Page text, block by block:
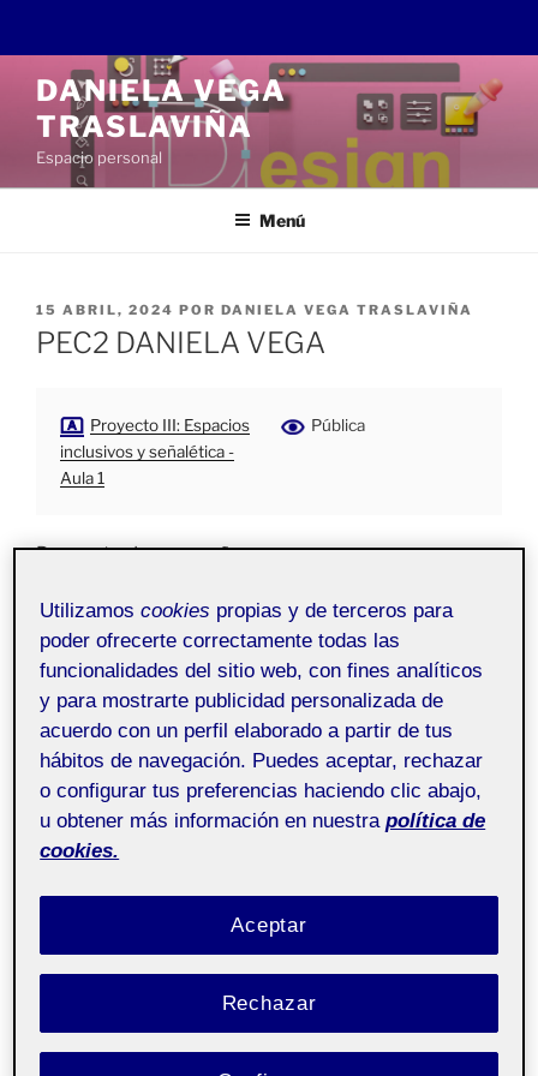
contenido
DANIELA VEGA
TRASLAVIÑA
Espacio personal
Menú
PUBLICADO
EL
15 ABRIL, 2024 POR DANIELA VEGA TRASLAVIÑA
PEC2 DANIELA VEGA
Proyecto III: Espacios
inclusivos y señalética -
Aula 1
Pública
Buenas tardes compañeros,
Os comparto mi trabajo de la PEC2 que está enfocado a
mejorar la señaléctica de un centro cívico y cultural del
barrio Can Vidalet.
Utilizamoscookies propias y de terceros para
poder ofrecerte correctamente todas las
funcionalidades del sitio web, con fines analíticos
y para mostrarte publicidad personalizada de
acuerdo con un perfil elaborado a partir de tus
hábitos de navegación. Puedes aceptar, rechazar
o configurar tus preferencias haciendo clic abajo,
u obtener más información en nuestra política de
cookies.
Rechazar
Aceptar